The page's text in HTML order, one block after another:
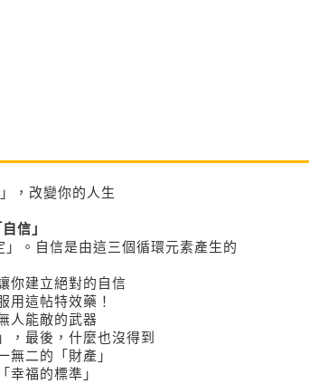
，改變你的人生
信」
。自信是由這三個循環元素產生的
你建立絕對的自信
用這帖特效藥！
人能敵的武器
，最後，什麼也沒得到
無二的「財產」
幸福的標準」